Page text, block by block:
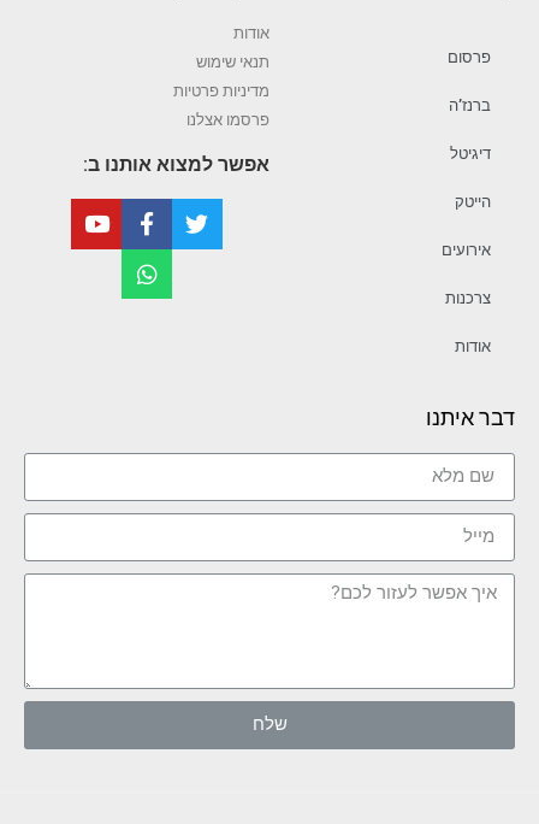
פרסום
ברנז’ה
דיגיטל
הייטק
אירועים
צרכנות
אודות
אודות
תנאי שימוש
מדיניות פרטיות
פרסמו אצלנו
אפשר למצוא אותנו ב:
דבר איתנו
שלח